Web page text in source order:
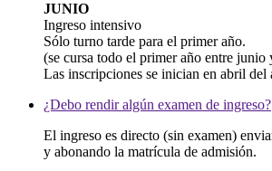
JUNIO
Ingreso intensivo
Sólo turno tarde para el primer año.
(se cursa todo el primer año entre junio
Las inscripciones se inician en abril del
¿Debo rendir algún examen de ingreso?
El ingreso es directo (sin examen)
y abonando la matrícula de admisión.